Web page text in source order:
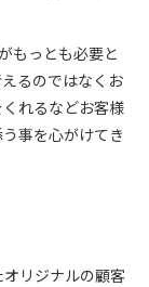
もっとも必要と
るのではなくお
れるなどお客様
事を心がけてき
リジナルの顧客